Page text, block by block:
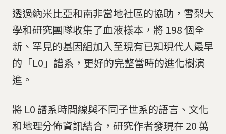
透過納米比亞和南非當地社區的協助，雪梨大
學和研究團隊收集了血液樣本，將 198 個全
新、罕見的基因組加入至現有已知現代人最早
的「L0」譜系，更好的完整當時的進化樹演
進。
將 L0 譜系時間線與不同子世系的語言、文化
和地理分佈資訊結合，研究作者發現在 20 萬